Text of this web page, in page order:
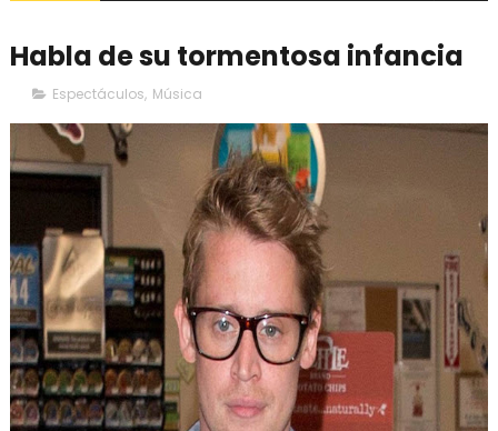
Habla de su tormentosa infancia
Espectáculos, Música